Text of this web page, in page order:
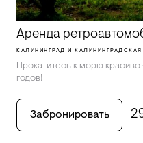
Аренда
КАЛИНИНГРАД И
Прокатитесь к морю
годов!
Забронировать